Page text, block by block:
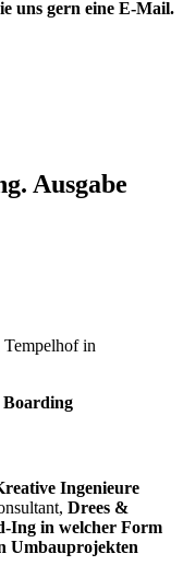
uns gern eine E-Mail.
Ausgabe
in
Ingenieure
Drees &
Ing in welcher Form
Umbauprojekten